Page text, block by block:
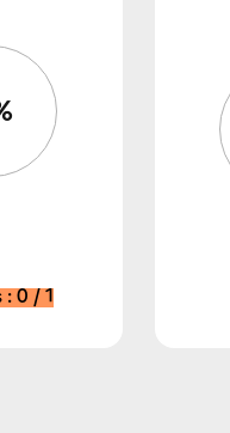
0 / 1